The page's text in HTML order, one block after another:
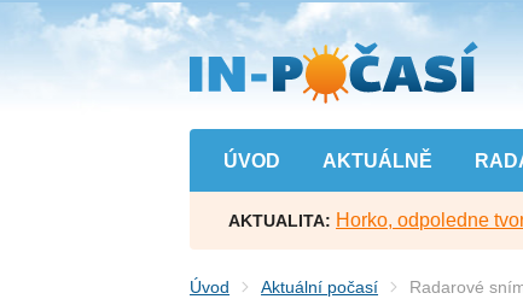
Přejít
na
hlavní
obsah
ÚVOD AKTUÁLNĚ
AKTUALITA: Horko, odpoledne
Úvod Aktuální počasí Radarové